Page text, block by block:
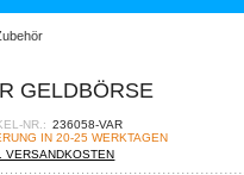
GELDBÖRSE
NR.: 236058-VAR
IN 20-25 WERKTAGEN
VERSANDKOSTEN